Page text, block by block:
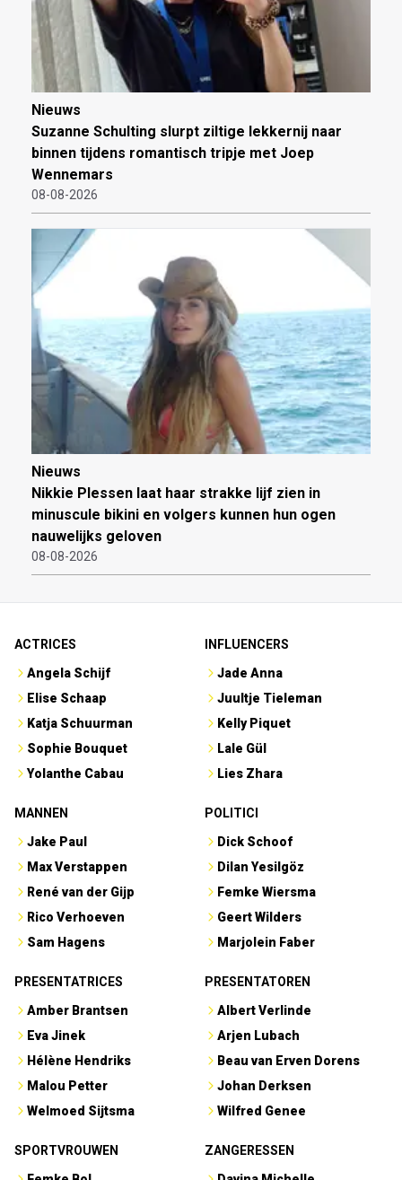
Nieuws
Suzanne Schulting slurpt ziltige lekkernij naar
binnen tijdens romantisch tripje met Joep
Wennemars
08-08-2026
Nieuws
Nikkie Plessen laat haar strakke lijf zien in
minuscule bikini en volgers kunnen hun ogen
nauwelijks geloven
08-08-2026
ACTRICES
Angela Schijf
Elise Schaap
Katja Schuurman
Sophie Bouquet
Yolanthe Cabau
INFLUENCERS
Jade Anna
Juultje Tieleman
Kelly Piquet
Lale Gül
Lies Zhara
MANNEN
Jake Paul
Max Verstappen
René van der Gijp
Rico Verhoeven
Sam Hagens
POLITICI
Dick Schoof
Dilan Yesilgöz
Femke Wiersma
Geert Wilders
Marjolein Faber
PRESENTATRICES
Amber Brantsen
Eva Jinek
Hélène Hendriks
Malou Petter
Welmoed Sijtsma
PRESENTATOREN
Albert Verlinde
Arjen Lubach
Beau van Erven Dorens
Johan Derksen
Wilfred Genee
SPORTVROUWEN
ZANGERESSEN